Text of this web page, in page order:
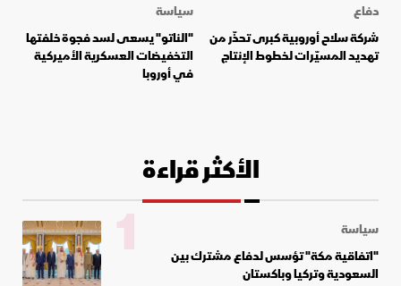
دفاع
شركة سلاح أوروبية كبرى تحذّر من
تهديد المسيّرات لخطوط الإنتاج
سياسة
"الناتو" يسعى لسد فجوة خلفتها
التخفيضات العسكرية الأميركية
في أوروبا
الأكثر قراءة
سياسة
"اتفاقية مكة" تؤسس لدفاع مشترك بين
السعودية وتركيا وباكستان
1